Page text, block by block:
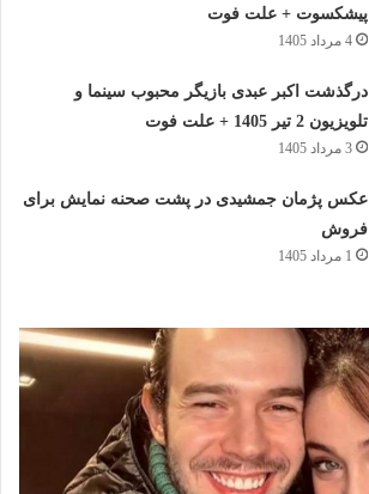
پیشکسوت + علت فوت
4 مرداد 1405
درگذشت اکبر عبدی بازیگر محبوب سینما و
تلویزیون 2 تیر 1405 + علت فوت
3 مرداد 1405
عکس پژمان جمشیدی در پشت صحنه نمایش برای
فروش
1 مرداد 1405